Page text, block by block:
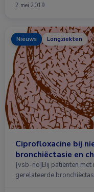
2 mei 2019
Nieuws Longziekten
Ciprofloxacine bij
bronchiëctasie en
[vsb-no]Bij patiënten met
gerelateerde